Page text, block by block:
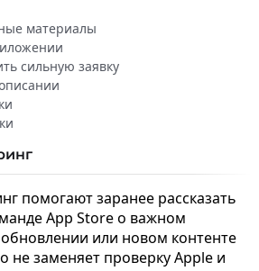
материалы
сильную заявку
помогают заранее рассказать
App Store о важном
или новом контенте
не заменяет проверку Apple и